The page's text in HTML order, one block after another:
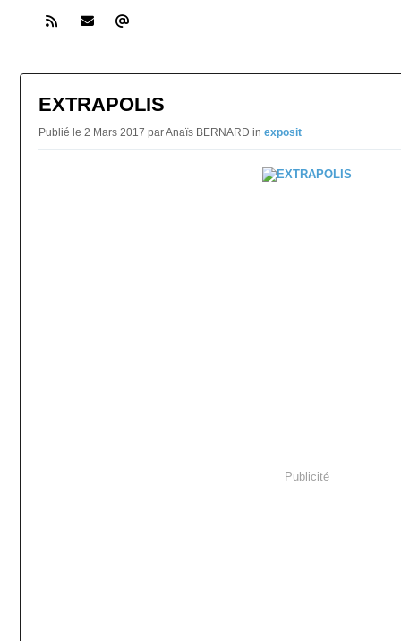
EXTRAPOLIS
Publié le 2 Mars 2017 par Anaïs BERNARD in exposit
Publicité